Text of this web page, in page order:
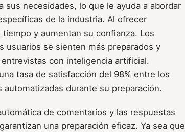
sus necesidades, lo que le ayuda a abordar
de la industria. Al ofrecer
y aumentan su confianza. Los
usuarios se sienten más preparados y
con inteligencia artificial.
tasa de satisfacción del 98% entre los
durante su preparación.
de comentarios y las respuestas
una preparación eficaz. Ya sea que